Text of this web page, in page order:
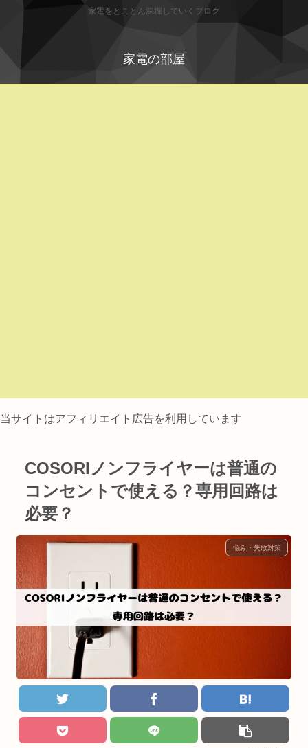
家電をとことん深堀していくブログ
家電の部屋
当サイトはアフィリエイト広告を利用しています
COSORIノンフライヤーは普通の
コンセントで使える？専用回路は
必要？
悩み・失敗対策